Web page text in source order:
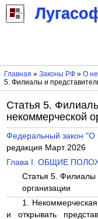
Главная » Законы РФ» О
5. Филиалы и
Статья 5.
некоммерческой
Федеральный закон "О
редакция Март 2026
Глава I. ОБЩИЕ
Статья 5. Филиалы
организации
1.
и открывать